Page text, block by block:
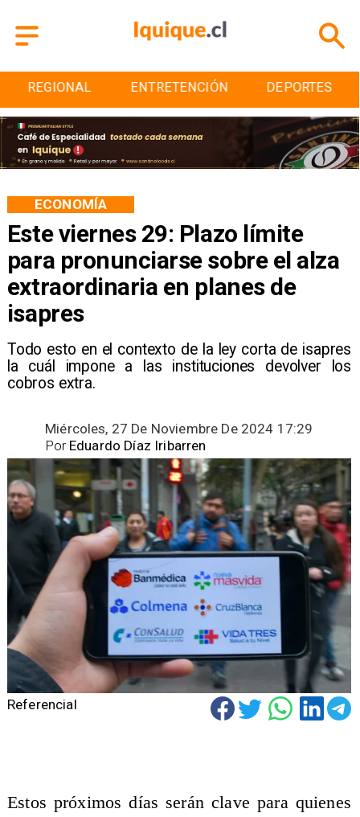
ENTRETENCIÓN DEPORTES CULTURA
Este viernes 29: Plazo límite
para pronunciarse sobre el alza
extraordinaria en planes de
isapres
​Todo esto en el contexto de la ley corta de isapres
la cuál impone a las instituciones devolver los
cobros extra.
ECONOMÍA
Miércoles, 27 De Noviembre De 2024 17:29
Eduardo Díaz Iribarren
Por
Referencial
Estos próximos días serán clave para quienes